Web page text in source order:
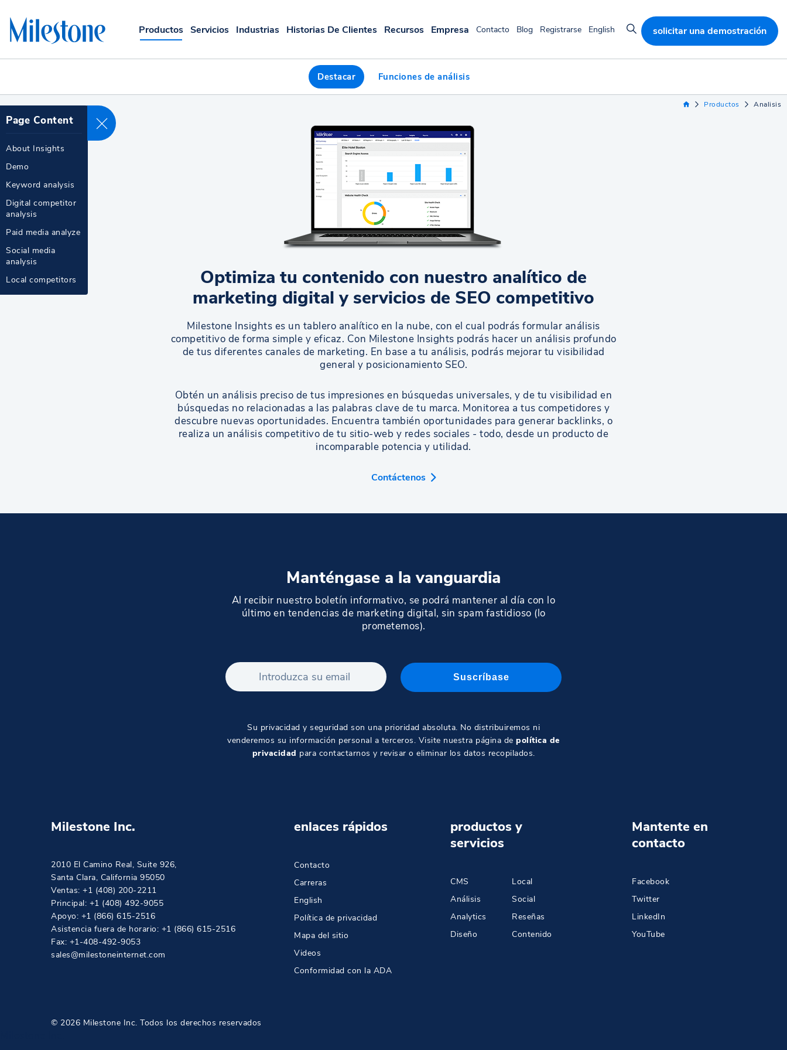
Productos Servicios Industrias Historias De Clientes Recursos Empresa Contacto Blog Registrarse English solicitar una demostración
Page Content
About Insights
Demo
Keyword analysis
Digital competitor
analysis
Paid media analyze
Social media
analysis
Local competitors
Destacar Funciones de análisis
Productos Analisis
Optimiza tu contenido con nuestro analítico de
marketing digital y servicios de SEO competitivo
Milestone Insights es un tablero analítico en la nube, con el cual podrás formular análisis
competitivo de forma simple y eficaz. Con Milestone Insights podrás hacer un análisis profundo
de tus diferentes canales de marketing. En base a tu análisis, podrás mejorar tu visibilidad
general y posicionamiento SEO.
Obtén un análisis preciso de tus impresiones en búsquedas universales, y de tu visibilidad en
búsquedas no relacionadas a las palabras clave de tu marca. Monitorea a tus competidores y
descubre nuevas oportunidades. Encuentra también oportunidades para generar backlinks, o
realiza un análisis competitivo de tu sitio-web y redes sociales - todo, desde un producto de
incomparable potencia y utilidad.
Contáctenos
Manténgase a la vanguardia
Al recibir nuestro boletín informativo, se podrá mantener al día con lo
último en tendencias de marketing digital, sin spam fastidioso (lo
prometemos).
Su privacidad y seguridad son una prioridad absoluta. No distribuiremos ni
venderemos su información personal a terceros. Visite nuestra página depolítica de
privacidad para contactarnos y revisar o eliminar los datos recopilados.
Milestone Inc.
2010 El Camino Real, Suite 926,
Santa Clara, California 95050
Ventas: +1 (408) 200-2211
Principal: +1 (408) 492-9055
Apoyo: +1 (866) 615-2516
Asistencia fuera de horario: +1 (866) 615-2516
Fax: +1-408-492-9053
sales@milestoneinternet.com
enlaces rápidos
Contacto
Carreras
English
Política de privacidad
Mapa del sitio
Videos
Conformidad con la ADA
productos y
servicios
CMS
Local
Análisis
Social
Analytics
Reseñas
Diseño
Contenido
Mantente en
contacto
Facebook
Twitter
LinkedIn
YouTube
© 2026 Milestone Inc. Todos los derechos reservados